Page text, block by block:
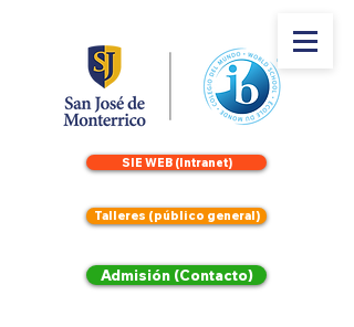
SIE WEB (Intranet)
Talleres (público general)
Admisión (Contacto)